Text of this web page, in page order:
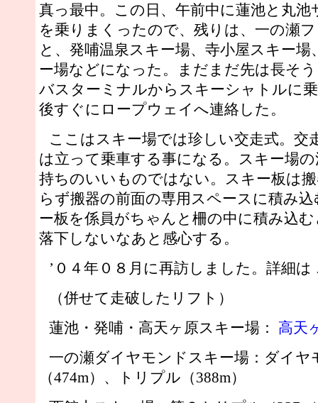
真っ最中。この日、午前中に蓮池と丸
を乗りまくったので、残りは、一の瀬
と、発哺温泉スキー場、寺小屋スキー
ー場などになった。まだまだ先は長そ
バスターミナルからスキーシャトルに
後すぐにロープウェイへ連絡した。
ここはスキー場では珍しい交走式。交
は立って乗車する事になる。スキー場
持ちのいいものではない。スキー板は
らず搬器の前面の専用スペースに積み
ー板を係員がちゃんと柵の中に積み込
落下しないなあと感心する。
’０４年０８月に再訪しました。詳細は
（併せて走破したリフト）
蓮池・発哺・高天ヶ原スキー場： 高天
一の瀬ダイヤモンドスキー場：ダイヤ
（474m）、トリプル（388m）